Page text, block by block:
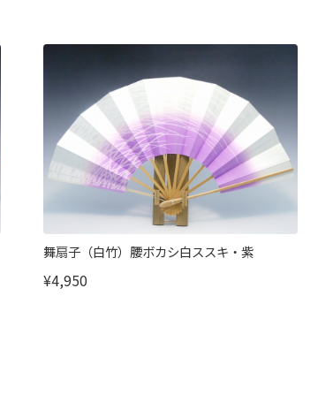
舞扇子（白竹）腰ボカシ白ススキ・紫
¥4,950